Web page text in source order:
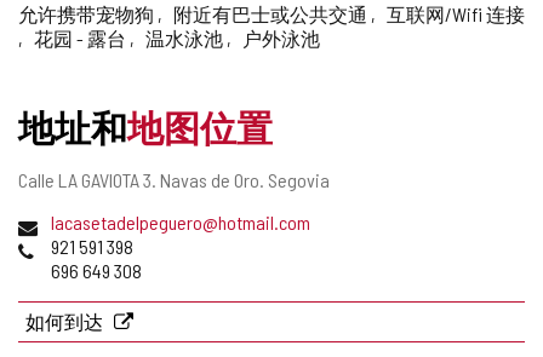
允许携带宠物狗 附近有巴士或公共交通
互联网/Wifi 连接
花园 - 露台
温水泳池 户外泳池
地址和地图位置
邮
地
址
Calle LA GAVIOTA 3. Navas de Oro. Segovia
电
子
地
址
lacasetadelpeguero@hotmail.com
电
921 591 398
696 649 308
如何到达